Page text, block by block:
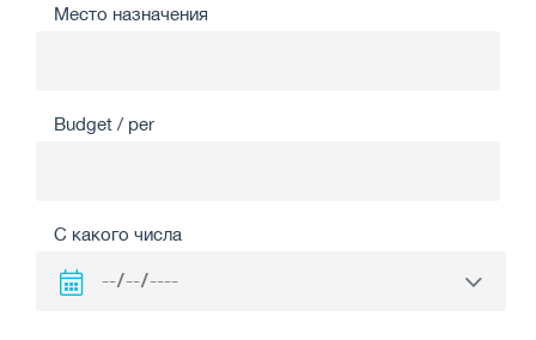
Место назначения
Budget / per
С какого числа